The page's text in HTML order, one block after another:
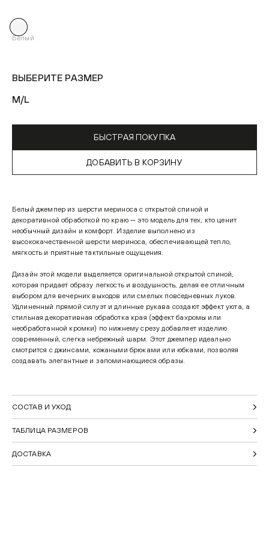
Белый
ВЫБЕРИТЕ РАЗМЕР
M/L
БЫСТРАЯ ПОКУПКА
ДОБАВИТЬ В КОРЗИНУ
Белый джемпер из шерсти мериноса с открытой спиной и
декоративной обработкой по краю — это модель для тех, кто ценит
необычный дизайн и комфорт. Изделие выполнено из
высококачественной шерсти мериноса, обеспечивающей тепло,
мягкость и приятные тактильные ощущения.
Дизайн этой модели выделяется оригинальной открытой спиной,
которая придает образу легкость и воздушность, делая ее отличным
выбором для вечерних выходов или смелых повседневных луков.
Удлиненный прямой силуэт и длинные рукава создают эффект уюта, а
стильная декоративная обработка края (эффект бахромы или
необработанной кромки) по нижнему срезу добавляет изделию
современный, слегка небрежный шарм. Этот джемпер идеально
смотрится с джинсами, кожаными брюками или юбками, позволяя
создавать элегантные и запоминающиеся образы.
СОСТАВ И УХОД
ТАБЛИЦА РАЗМЕРОВ
ДОСТАВКА